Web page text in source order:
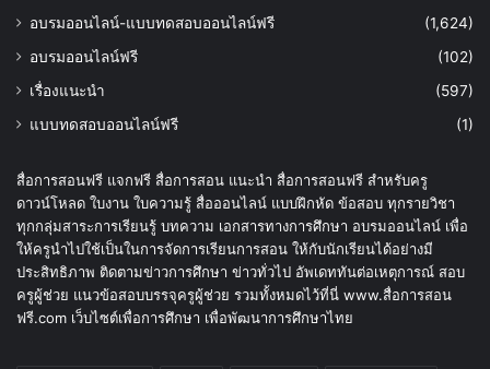
อบรมออนไลน์-แบบทดสอบออนไลน์ฟรี
(1,624)
อบรมออนไลน์ฟรี
(102)
เรื่องแนะนำ
(597)
แบบทดสอบออนไลน์ฟรี
(1)
สื่อการสอนฟรี แจกฟรี สื่อการสอน แนะนำ สื่อการสอนฟรี สำหรับครู
ดาวน์โหลด ใบงาน ใบความรู้ สื่อออนไลน์ แบบฝึกหัด ข้อสอบ ทุกรายวิชา
ทุกกลุ่มสาระการเรียนรู้ บทความ เอกสารทางการศึกษา อบรมออนไลน์ เพื่อ
ให้ครูนำไปใช้เป็นในการจัดการเรียนการสอน ให้กับนักเรียนได้อย่างมี
ประสิทธิภาพ ติดตามข่าวการศึกษา ข่าวทั่วไป อัพเดททันต่อเหตุการณ์ สอบ
ครูผู้ช่วย แนวข้อสอบบรรจุครูผู้ช่วย รวมทั้งหมดไว้ที่นี่ www.สื่อการสอน
ฟรี.com เว็บไซต์เพื่อการศึกษา เพื่อพัฒนาการศึกษาไทย